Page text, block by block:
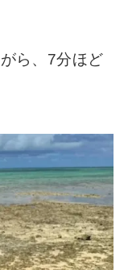
ら、7分ほど